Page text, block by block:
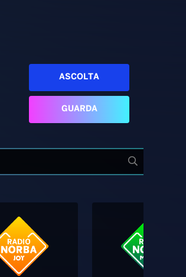
ASCOLTA
GUARDA